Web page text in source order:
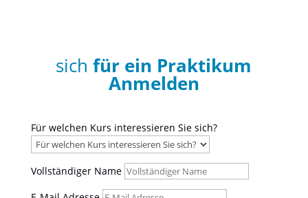
sichfür ein Praktikum
Anmelden
Für welchen Kurs interessieren Sie sich?
Vollständiger Name